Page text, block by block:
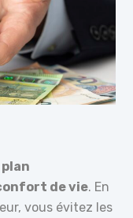
de vie. En
vous évitez les